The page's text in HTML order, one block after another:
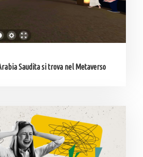
Saudita si trova nel Metaverso